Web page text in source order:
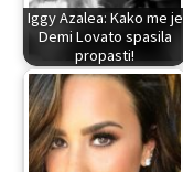
Iggy Azalea: Kako me je
Demi Lovato spasila
propasti!